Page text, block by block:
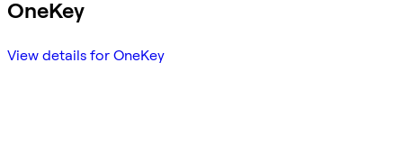
OneKey
View details for OneKey